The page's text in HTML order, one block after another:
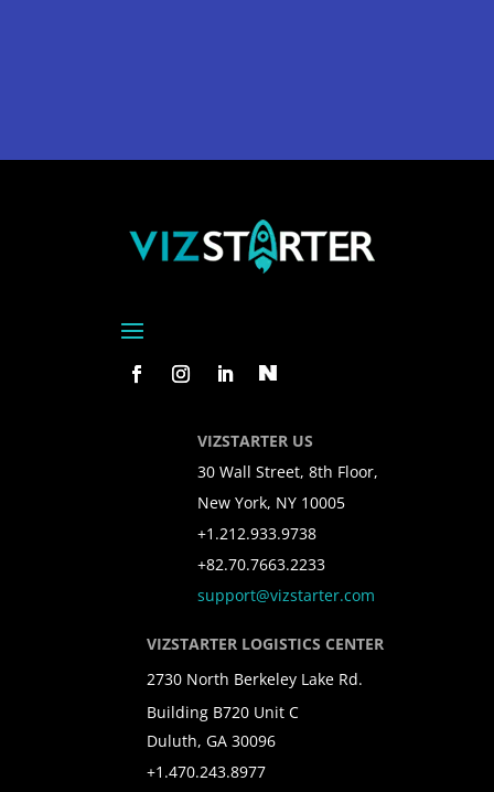
VIZSTARTER US
30 Wall Street, 8th Floor,
New York, NY 10005
+1.212.933.9738
+82.70.7663.2233
support@vizstarter.com
VIZSTARTER LOGISTICS CENTER
2730 North Berkeley Lake Rd.
Building B720 Unit C
Duluth, GA 30096
+1.470.243.8977